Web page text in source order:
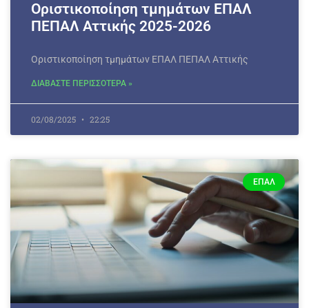
Οριστικοποίηση τμημάτων ΕΠΑΛ
ΠΕΠΑΛ Αττικής 2025-2026
Οριστικοποίηση τμημάτων ΕΠΑΛ ΠΕΠΑΛ Αττικής
ΔΙΑΒΑΣΤΕ ΠΕΡΙΣΣΟΤΕΡΑ »
02/08/2025 22:25
ΕΠΑΛ